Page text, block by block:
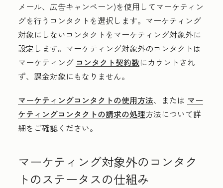
メール、広告キャンペーン)を使用してマーケティン
グを行うコンタクトを選択します。マーケティング
対象にしないコンタクトをマーケティング対象外に
設定します。マーケティング対象外のコンタクトは
マーケティング コンタクト契約数にカウントされ
ず、課金対象にもなりません。
マーケティングコンタクトの使用方法、または マー
ケティングコンタクトの請求の処理方法について詳
細をご確認ください。
マーケティング対象外のコンタク
トのステータスの仕組み